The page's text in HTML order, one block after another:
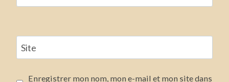
Site
Enregistrer mon nom, mon e-mail et mon site dans